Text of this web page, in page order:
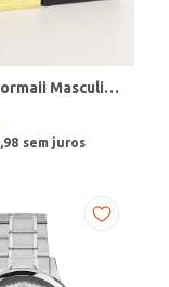
Relógio Mormaii Masculino PRETO
98